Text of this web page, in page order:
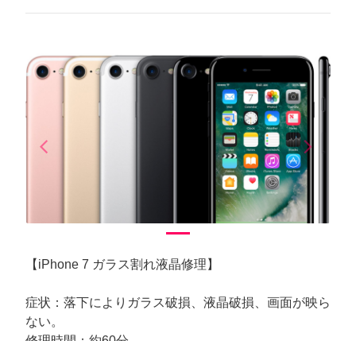
arrow_back_iosPrevious arrow_forward_iosNext
【iPhone 7 ガラス割れ液晶修理】
症状：落下によりガラス破損、液晶破損、画面が映ら
ない。